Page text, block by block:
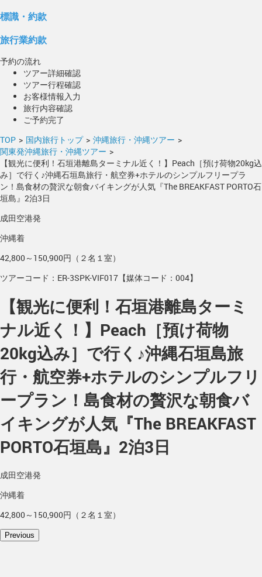
標識・約款
旅行業約款
予約の流れ
ツアー詳細確認
ツアー行程確認
お客様情報入力
旅行内容確認
ご予約完了
TOP > 国内旅行トップ > 沖縄旅行・沖縄ツアー >
関東発沖縄旅行・沖縄ツアー >
【観光に便利！石垣港離島ターミナル近く！】Peach［預け荷物20kg込
み］で行く♪沖縄石垣島旅行・航空券+ホテルのシンプルフリープラ
ン！島食材の贅沢な朝食バイキングが人気『The BREAKFAST PORTO石
垣島』2泊3日
成田空港発
沖縄着
42,800～150,900円（２名１室）
ツアーコード：ER-3SPK-VIF017【媒体コード：004】
【観光に便利！石垣港離島ターミ
ナル近く！】Peach［預け荷物
20kg込み］で行く♪沖縄石垣島旅
行・航空券+ホテルのシンプルフリ
ープラン！島食材の贅沢な朝食バ
イキングが人気『The BREAKFAST
PORTO石垣島』2泊3日
成田空港発
沖縄着
42,800～150,900円（２名１室）
Previous